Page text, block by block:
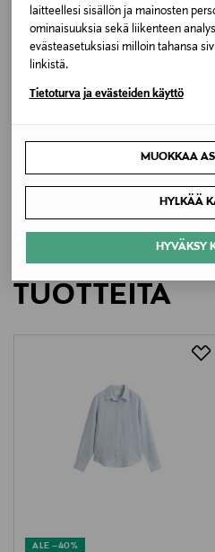
laitteellesi sisällön ja mainosten
ominaisuuksia sekä liikenteen
evästeasetuksiasi milloin tahansa
linkistä.
Tietoturva ja evästeiden käyttö
MUOKKAA
HYLKÄÄ
HYVÄKSY
Valmistusmaa
Indonesia
24 Route de la Galaise, CH -
Digitaalinen osoite
Lauren Ralph Lauren, paita,
naisten paita, raidallinen paita
AMERICANDREAMS
LISÄÄ
TUOTTEITA
ALE –40%